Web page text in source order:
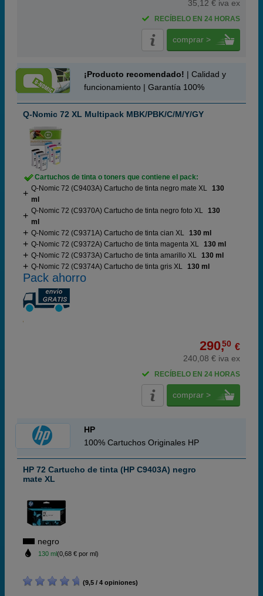
35,12 € iva ex
RECÍBELO EN 24 HORAS
comprar >
¡Producto recomendado! | Calidad y
funcionamiento | Garantía 100%
Q-Nomic 72 XL Multipack MBK/PBK/C/M/Y/GY
Cartuchos de tinta o toners que contiene el pack:
Q-Nomic 72 (C9403A) Cartucho de tinta negro mate XL 130
ml
Q-Nomic 72 (C9370A) Cartucho de tinta negro foto XL 130
ml
Q-Nomic 72 (C9371A) Cartucho de tinta cian XL 130 ml
Q-Nomic 72 (C9372A) Cartucho de tinta magenta XL 130 ml
Q-Nomic 72 (C9373A) Cartucho de tinta amarillo XL 130 ml
Q-Nomic 72 (C9374A) Cartucho de tinta gris XL 130 ml
Pack ahorro
290,50 €
240,08 € iva ex
RECÍBELO EN 24 HORAS
comprar >
HP
100% Cartuchos Originales HP
HP 72 Cartucho de tinta (HP C9403A) negro
mate XL
negro
130 ml(0,68 € por ml)
(9,5 / 4 opiniones)